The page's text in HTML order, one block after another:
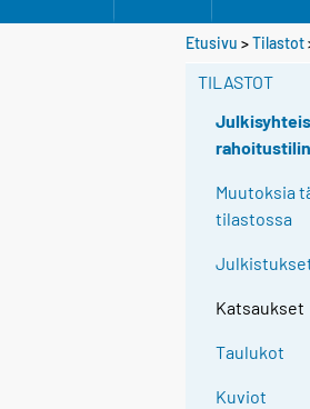
Etusivu >Tilastot
TILASTOT
Muutoksia
tilastossa
Katsaukset
Taulukot
Kuviot